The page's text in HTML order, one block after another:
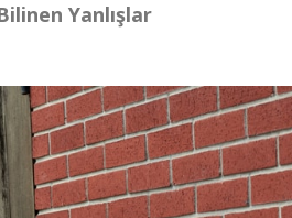
Yanlışlar